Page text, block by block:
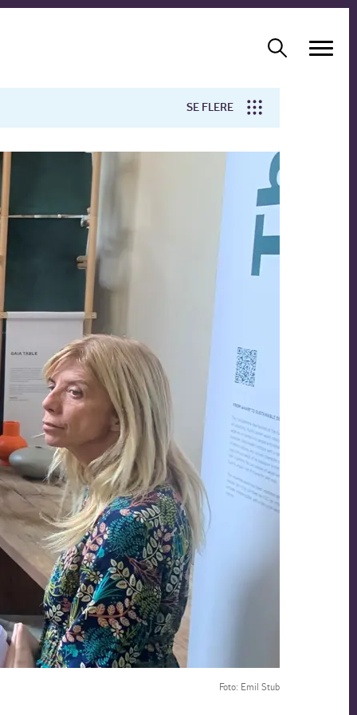
SE FLERE
Arbejdsmiljø
Forskning
Foto: Emil Stub